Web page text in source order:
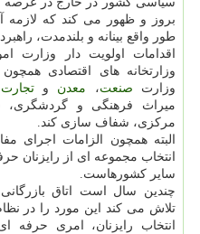
بروز و ظهور می كند كه لازمه
طور واقع بینانه و بلندمدت،
اقدامات اولویت دار وزارت
وزارتخانه های اقتصادی
وزارت صنعت، معدن وتجارت
میراث فرهنگی و گردشگری،
مركزی، شفاف سازی كند.
البته همچون الزامات اجرای
انتخاب مجموعه ای از رایزنان
سایر كشورهاست.
چندین سال است اتاق
تلاش می كند این مورد را در
انتخاب رایزنان، امری